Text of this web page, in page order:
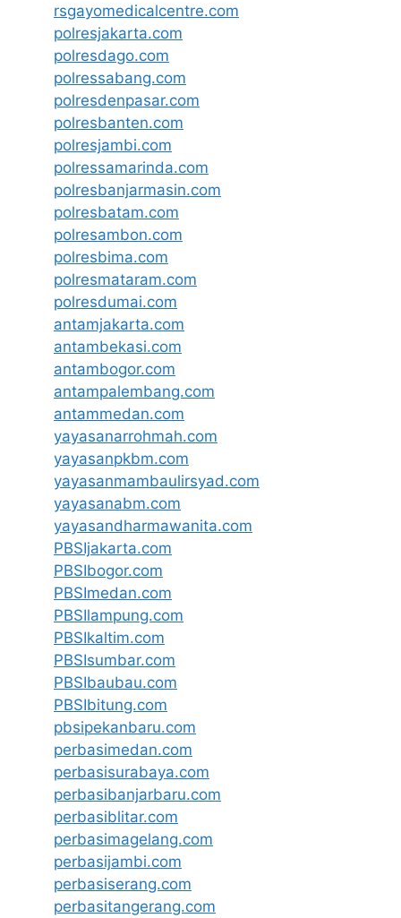
rsgayomedicalcentre.com
polresjakarta.com
polresdago.com
polressabang.com
polresdenpasar.com
polresbanten.com
polresjambi.com
polressamarinda.com
polresbanjarmasin.com
polresbatam.com
polresambon.com
polresbima.com
polresmataram.com
polresdumai.com
antamjakarta.com
antambekasi.com
antambogor.com
antampalembang.com
antammedan.com
yayasanarrohmah.com
yayasanpkbm.com
yayasanmambaulirsyad.com
yayasanabm.com
yayasandharmawanita.com
PBSIjakarta.com
PBSIbogor.com
PBSImedan.com
PBSIlampung.com
PBSIkaltim.com
PBSIsumbar.com
PBSIbaubau.com
PBSIbitung.com
pbsipekanbaru.com
perbasimedan.com
perbasisurabaya.com
perbasibanjarbaru.com
perbasiblitar.com
perbasimagelang.com
perbasijambi.com
perbasiserang.com
perbasitangerang.com